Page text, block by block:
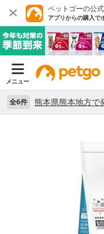
ペットゴーの公
アプリからの購入で
メニュー
全6件